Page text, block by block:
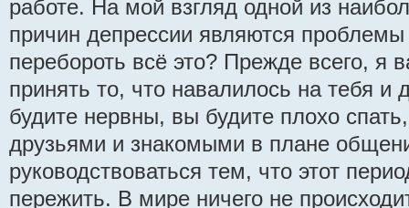
работе. На мой взгляд одной из
причин депрессии являются
перебороть всё это? Прежде всего, я
принять то, что навалилось на тебя и
будите нервны, вы будите плохо
друзьями и знакомыми в плане
руководствоваться тем, что этот
пережить. В мире ничего не